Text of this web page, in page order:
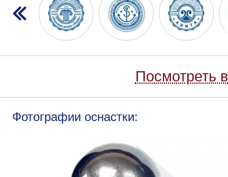
Посмотреть
Фотографии оснастки: